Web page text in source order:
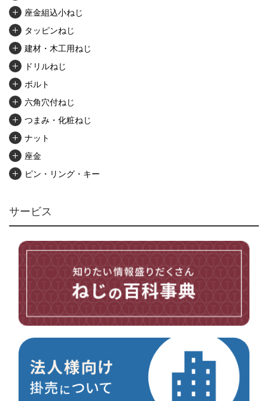
座金組込小ねじ
タッピンねじ
建材・木工用ねじ
ドリルねじ
ボルト
六角穴付ねじ
つまみ・化粧ねじ
ナット
座金
ピン・リング・キー
アンカー・プラグ
ユニファイねじ
その他ねじ
電材・設備
切削工具
サービス